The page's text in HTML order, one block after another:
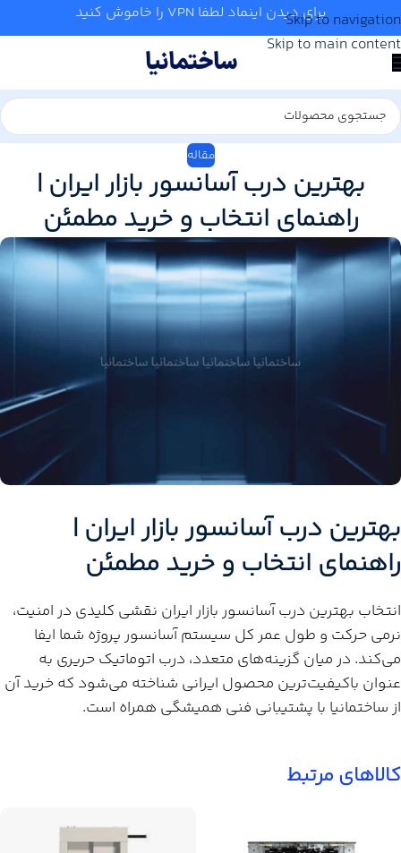
Skip to navigation
Skip to main content
برای دیدن اینماد لطفا VPN را خاموش کنید
مقاله
بهترین درب آسانسور بازار ایران |
راهنمای انتخاب و خرید مطمئن
بهترین درب آسانسور بازار ایران |
راهنمای انتخاب و خرید مطمئن
انتخاب بهترین درب آسانسور بازار ایران نقشی کلیدی در امنیت،
نرمی حرکت و طول عمر کل سیستم آسانسور پروژه شما ایفا
می‌کند. در میان گزینه‌های متعدد، درب اتوماتیک حریری به
عنوان باکیفیت‌ترین محصول ایرانی شناخته می‌شود که خرید آن
از ساختمانیا با پشتیبانی فنی همیشگی همراه است.
کالاهای مرتبط